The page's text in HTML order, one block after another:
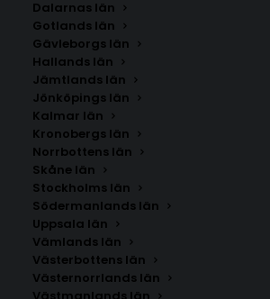
Dalarnas län
Gotlands län
Gävleborgs län
Hallands län
Jämtlands län
Jönköpings län
Kalmar län
Kronobergs län
Norrbottens län
Skåne län
Stockholms län
Södermanlands län
Uppsala län
Vämlands län
Västerbottens län
Västernorrlands län
Kvarbo